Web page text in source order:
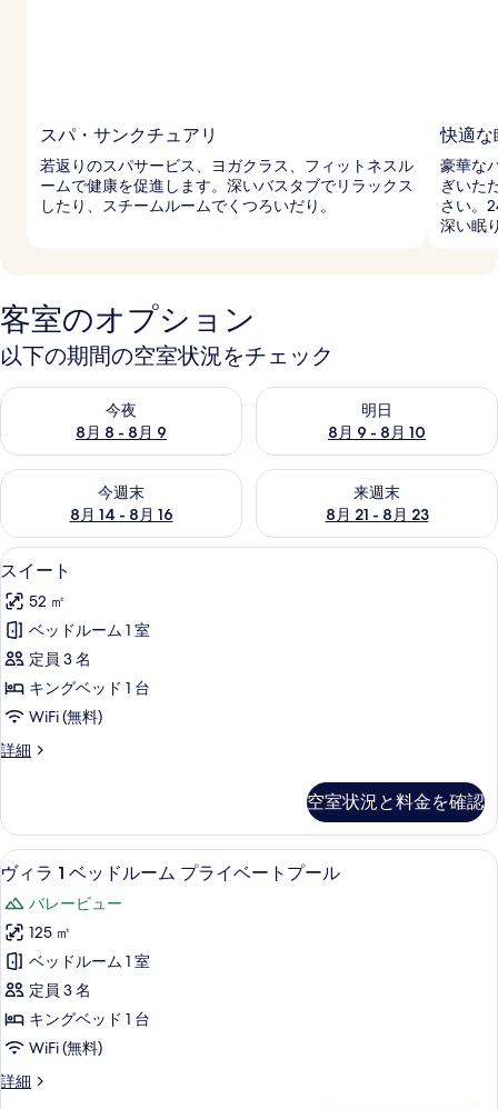
スパ・サンクチュアリ
若返りのスパサービス、ヨガクラス、フィットネスル
ームで健康を促進します。深いバスタブでリラックス
したり、スチームルームでくつろいだり。
快適な
豪華な
ぎいた
さい。
深い眠
客室のオプション
以下の期間の空室状況をチェック
今夜
8月 8 - 8月 9
今夜 8月 8 - 8月 9 の空室状況をチェック
明日
8月 9 - 8月 10
明日 8月 9 - 8月 10 の空室状
今週末
8月 14 - 8月 16
今週末 8月 14 - 8月 16 の空室状況をチェック
来週末
8月 21 - 8月 23
来週末 8月 21 - 8月 23 の空室
ス
イ
ー
ト
の
す
べ
て
写
真
を
表
示
す
る
スイート | 高級寝具、ミニバー、セ
9
スイート
52 ㎡
ベッドルーム 1 室
定員 3 名
キングベッド 1 台
WiFi (無料)
詳細
ス
の
詳
細
空室状況と料金を確認
ヴ
ィ
ラ
1
ベ
ッ
ド
ル
ー
ヴィラ 1 ベッドルーム プライベート
12
ヴィラ 1 ベッドルーム プライベートプール
バレービュー
125 ㎡
ベッドルーム 1 室
定員 3 名
キングベッド 1 台
WiFi (無料)
詳細
ヴ